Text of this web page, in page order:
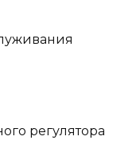
регулятора